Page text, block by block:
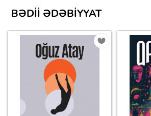
BƏDII ƏDƏBIYYAT